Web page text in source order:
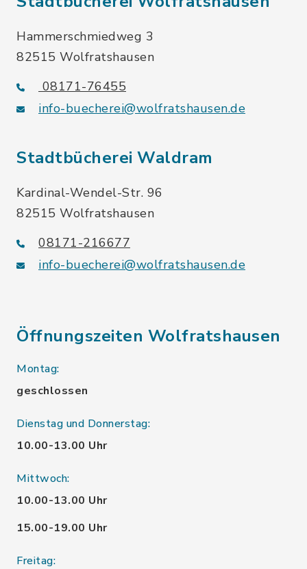
Hammerschmiedweg 3
82515 Wolfratshausen
08171-76455
info-buecherei@wolfratshausen.de
Stadtbücherei Waldram
Kardinal-Wendel-Str. 96
82515 Wolfratshausen
08171-216677
info-buecherei@wolfratshausen.de
Öffnungszeiten Wolfratshausen
Montag:
geschlossen
Dienstag und Donnerstag:
10.00-13.00 Uhr
Mittwoch:
10.00-13.00 Uhr
15.00-19.00 Uhr
Freitag: